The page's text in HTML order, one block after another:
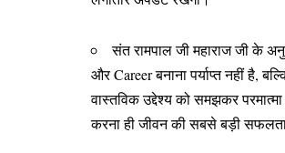
संत रामपाल जी महाराज जी के
और Career बनाना पर्याप्त नहीं है,
वास्तविक उद्देश्य को समझकर
करना ही जीवन की सबसे बड़ी